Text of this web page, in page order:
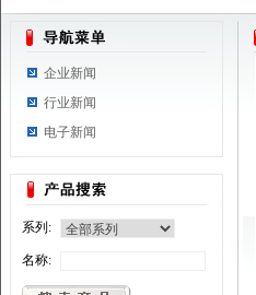
企业新闻
行业新闻
电子新闻
系列:
名称: